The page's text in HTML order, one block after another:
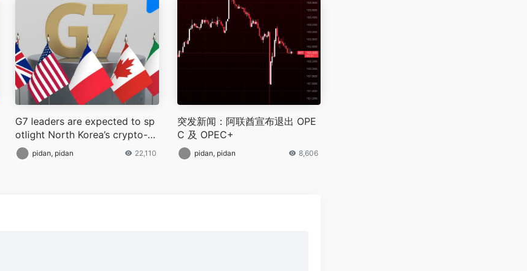
G7 leaders are expected to sp
otlight North Korea’s crypto-fu
eled cybercrime at the June su
mmit in Alberta, Canada
pidan, pidan 22,110
突发新闻：阿联酋宣布退出 OPE
C 及 OPEC+
pidan, pidan 8,606